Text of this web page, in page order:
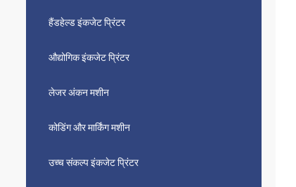
हैंडहेल्ड इंकजेट प्रिंटर
औद्योगिक इंकजेट प्रिंटर
लेजर अंकन मशीन
कोडिंग और मार्किंग मशीन
उच्च संकल्प इंकजेट प्रिंटर